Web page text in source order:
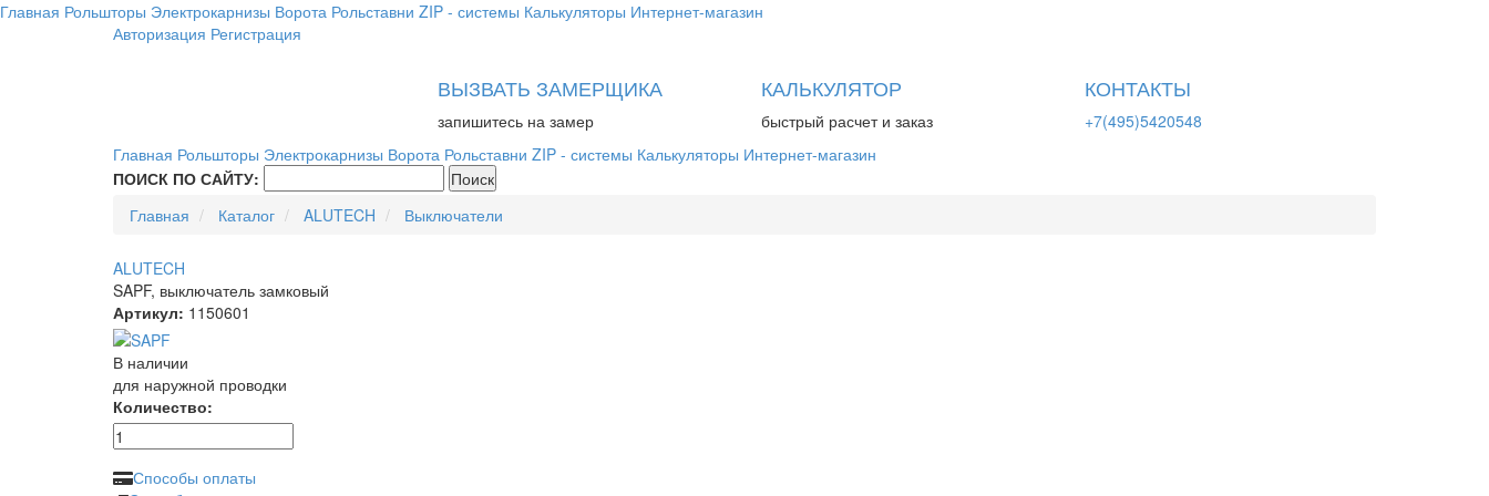
Главная Рольшторы Электрокарнизы Ворота Рольставни ZIP - системы Калькуляторы Интернет-магазин
Авторизация Регистрация
ВЫЗВАТЬ ЗАМЕРЩИКА
запишитесь на замер
КАЛЬКУЛЯТОР
быстрый расчет и заказ
КОНТАКТЫ
+7(495)5420548
Главная Рольшторы Электрокарнизы Ворота Рольставни ZIP - системы Калькуляторы Интернет-магазин
ПОИСК ПО САЙТУ:
Главная
Каталог ALUTECH Выключатели
ALUTECH
SAPF, выключатель замковый
Артикул: 1150601
В наличии
для наружной проводки
Количество:
Способы оплаты